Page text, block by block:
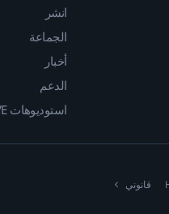
انشر
الجماعة
أخبار
الدعم
استوديوهات VIVE
قانوني